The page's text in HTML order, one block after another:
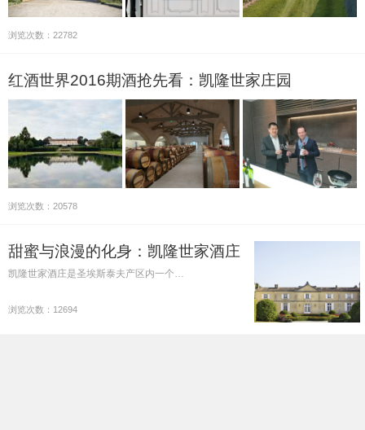
浏览次数：22782
红酒世界2016期酒抢先看：凯隆世家庄园
浏览次数：20578
甜蜜与浪漫的化身：凯隆世家酒庄
凯隆世家酒庄是圣埃斯泰夫产区内一个…
浏览次数：12694